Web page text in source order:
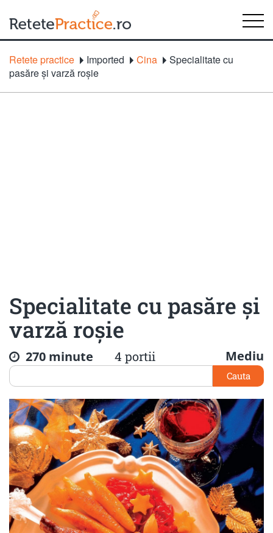
Retete practice Imported Cina
Specialitate cu
pasăre şi varză roşie
Specialitate cu pasăre şi
varză roşie
270 minute 4 portii Mediu
Cauta